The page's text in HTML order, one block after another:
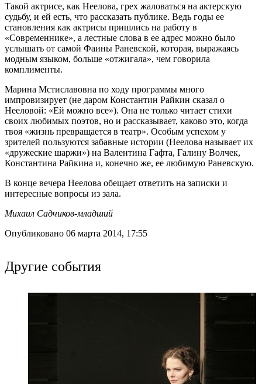
Такой актрисе, как Неелова, грех жаловаться на актерскую
судьбу, и ей есть, что рассказать публике. Ведь годы ее
становления как актрисы пришлись на работу в
«Современнике», а лестные слова в ее адрес можно было
услышать от самой Фаины Раневской, которая, выражаясь
модным языком, больше «отжигала», чем говорила
комплименты.
Марина Мстиславовна по ходу программы много
импровизирует (не даром Константин Райкин сказал о
Нееловой: «Ей можно все»). Она не только читает стихи
своих любимых поэтов, но и рассказывает, каково это, когда
твоя «жизнь превращается в театр». Особым успехом у
зрителей пользуются забавные истории (Неелова называет их
«дружеские шаржи») на Валентина Гафта, Галину Волчек,
Константина Райкина и, конечно же, ее любимую Раневскую.
В конце вечера Неелова обещает ответить на записки и
интересные вопросы из зала.
Михаил Садчиков-младший
Опубликовано 06 марта 2014, 17:55
Другие события